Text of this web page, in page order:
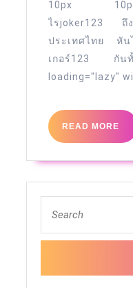
10px
ไรjoker123 ถึง
ประเทศไทย หัน
เกอร์123 กัน
loading="lazy"
READ MORE
for: